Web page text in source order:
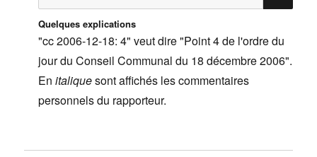
:Quelques explications
"cc 2006-12-18: 4" veut dire "Point 4 de l'ordre du
jour du Conseil Communal du 18 décembre 2006".
Enitaliquesont affichés les commentaires
personnels du rapporteur.